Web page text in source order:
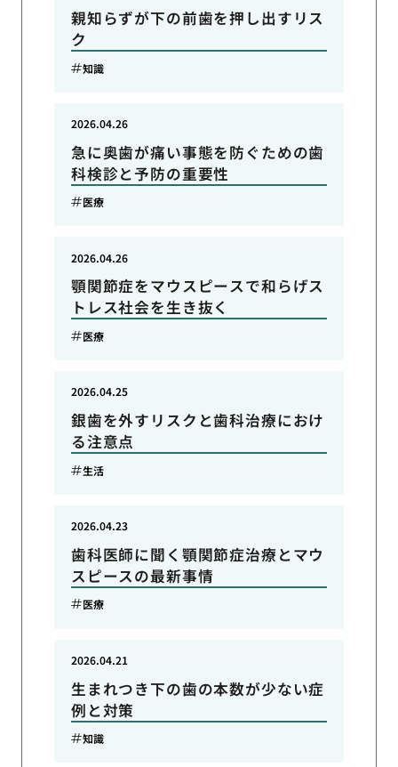
親知らずが下の前歯を押し出すリス
ク
知識
急に奥歯が痛い事態を防ぐための歯
科検診と予防の重要性
2026.04.26
医療
顎関節症をマウスピースで和らげス
トレス社会を生き抜く
2026.04.26
医療
銀歯を外すリスクと歯科治療におけ
る注意点
2026.04.25
生活
歯科医師に聞く顎関節症治療とマウ
スピースの最新事情
2026.04.23
医療
生まれつき下の歯の本数が少ない症
例と対策
2026.04.21
知識